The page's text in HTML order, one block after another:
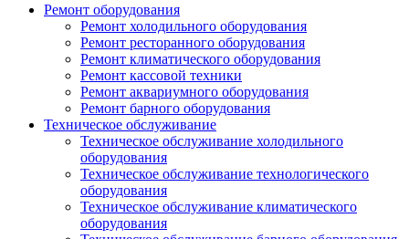
Ремонт оборудования
Ремонт холодильного оборудования
Ремонт ресторанного оборудования
Ремонт климатического оборудования
Ремонт кассовой техники
Ремонт аквариумного оборудования
Ремонт барного оборудования
Техническое обслуживание
Техническое обслуживание холодильного
оборудования
Техническое обслуживание технологического
оборудования
Техническое обслуживание климатического
оборудования